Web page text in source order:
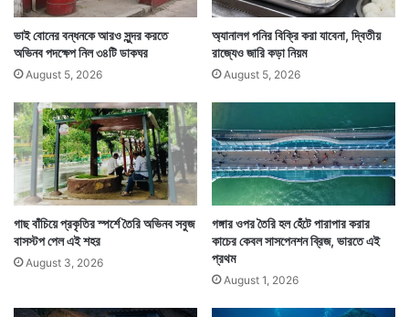
Tags National News
ভাই বোনের বন্ধনকে আরও সুন্দর করতে
অভিনব পদক্ষেপ নিল ৩৪টি ডাকঘর
August 5, 2026
অ্যানালগ পনির বিক্রি করা যাবেনা, দ্বিতীয়
রাজ্যেও জারি কড়া নিয়ম
August 5, 2026
গাছ বাঁচিয়ে প্রকৃতির স্পর্শে তৈরি অভিনব সবুজ
বাসস্টপ পেল এই শহর
August 3, 2026
গঙ্গার ওপর তৈরি হল হেঁটে পারাপার করার
কাচের কেবল সাসপেনশন ব্রিজ, ভারতে এই
প্রথম
August 1, 2026